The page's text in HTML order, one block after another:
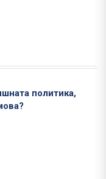
политика,